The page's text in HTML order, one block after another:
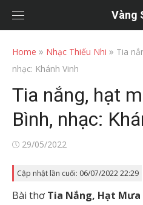
Vàng
Home » Nhạc Thiếu Nhi » Tia
nhạc: Khánh Vinh
Tia nắng, hạt
Bình, nhạc:
Posted
29/05/2022
Cập nhật lần cuối: 06/07/2022 22:29
Bài thơ Tia Nắng, Hạt Mưa